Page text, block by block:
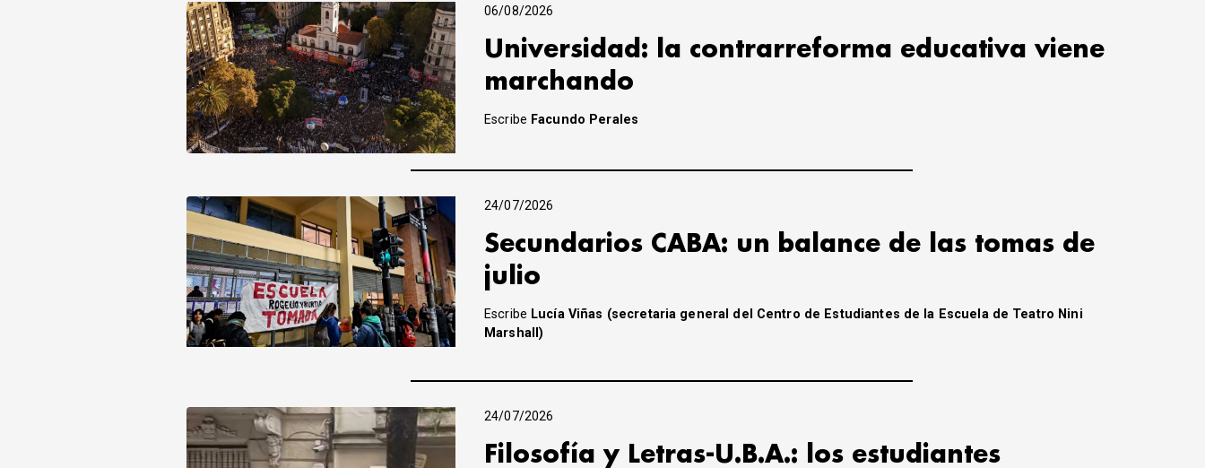
06/08/2026
Universidad: la contrarreforma educativa viene
marchando
Escribe Facundo Perales
24/07/2026
Secundarios CABA: un balance de las tomas de
julio
Escribe Lucía Viñas (secretaria general del Centro de Estudiantes de la Escuela de Teatro Nini
Marshall)
24/07/2026
Filosofía y Letras-U.B.A.: los estudiantes